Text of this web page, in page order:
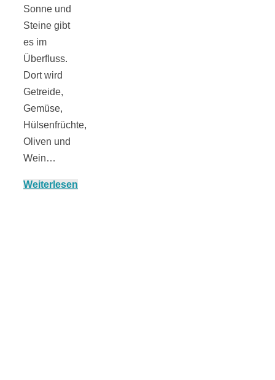
Sonne und
Steine gibt
es im
Überfluss.
Dort wird
Getreide,
Gemüse,
Hülsenfrüchte,
Oliven und
Wein…
Weiterlesen